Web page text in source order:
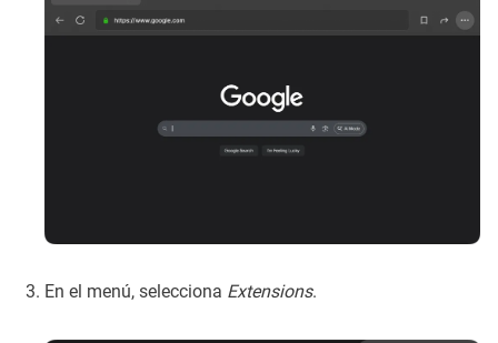
En el menú, selecciona Extensions.